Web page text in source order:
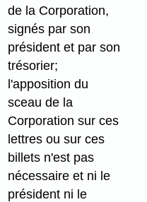
de la Corporation,
signés par son
président et par son
trésorier;
l'apposition du
sceau de la
Corporation sur ces
lettres ou sur ces
billets n'est pas
nécessaire et ni le
président ni le